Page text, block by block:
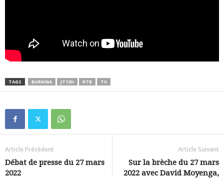
TAGS BURKINA JT13H RTB TV
Article Précédent
Débat de presse du 27 mars
2022
Article Suivant
Sur la brèche du 27 mars
2022 avec David Moyenga,